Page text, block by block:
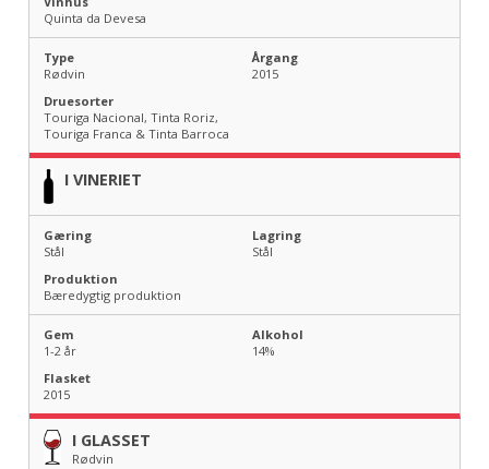
I VINERIET
I GLASSET
Rødvin
Quinta da Devesa
Gæring
Stål
Lagring
Stål
Produktion
Bæredygtig produktion
Type
Rødvin
Årgang
2015
Druesorter
Touriga Nacional, Tinta Roriz,
Touriga Franca & Tinta Barroca
Gem
1-2 år
Alkohol
14%
Flasket
2015